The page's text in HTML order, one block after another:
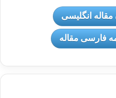
مقاله انگلیسی
فارسی مقاله